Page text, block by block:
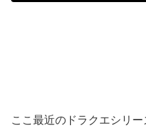
ここ最近のドラクエシリ